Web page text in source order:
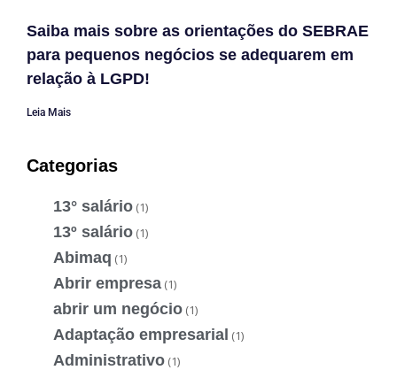
Saiba mais sobre as orientações do SEBRAE
para pequenos negócios se adequarem em
relação à LGPD!
Leia Mais
Categorias
13° salário (1)
13º salário (1)
Abimaq (1)
Abrir empresa (1)
abrir um negócio (1)
Adaptação empresarial (1)
Administrativo (1)